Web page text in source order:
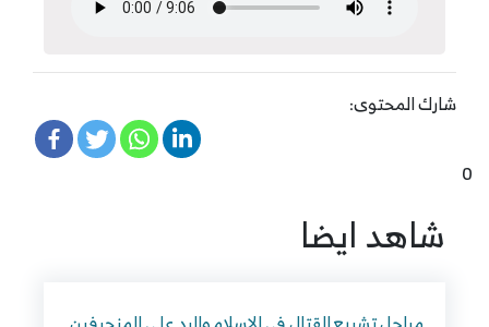
شارك المحتوى:
0
شاهد ايضا